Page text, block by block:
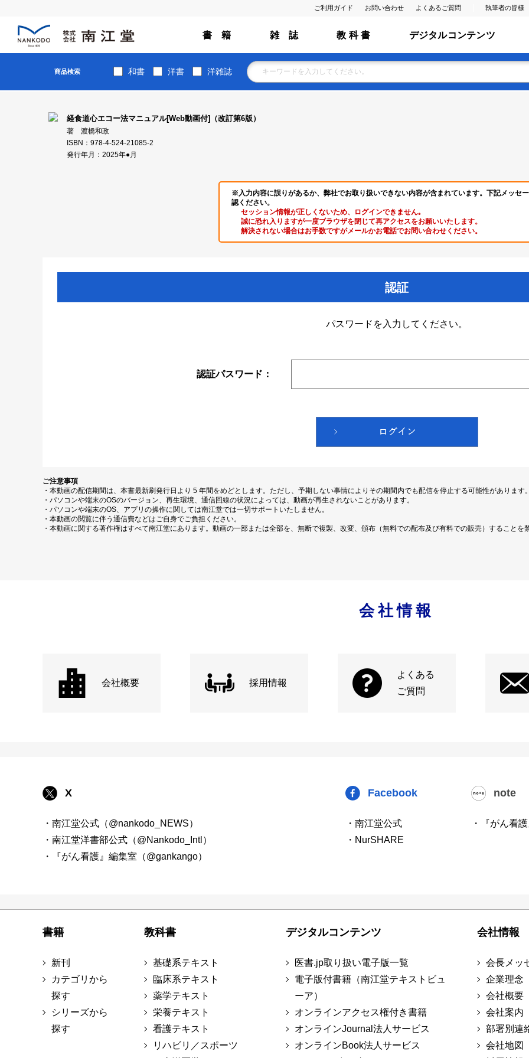
ご利用ガイド お問い合わせ よくあるご質問 執筆者の皆様
書 籍 雑 誌 教 科 書 デジタルコンテンツ
商品検索 和書 洋書 洋雑誌
経食道心エコー法マニュアル[Web動画付]（改訂第6版）
著 渡橋和政
ISBN：978-4-524-21085-2
発行年月：2025年●月
※入力内容に誤りがあるか、弊社でお取り扱いできない内容が含まれています。下記メッセ
認ください。
セッション情報が正しくないため、ログインできません｡
誠に恐れ入りますが一度ブラウザを閉じて再アクセスをお願いいたします。
解決されない場合はお手数ですがメールかお電話でお問い合わせください。
認証
パスワードを入力してください。
認証パスワード：
ご注意事項
・本動画の配信期間は、本書最新刷発行日より 5 年間をめどとします。ただし、予期しない事情によりその期間内でも配信を停止する可能性があります。
・パソコンや端末のOSのバージョン、再生環境、通信回線の状況によっては、動画が再生されないことがあります。
・パソコンや端末のOS、アプリの操作に関しては南江堂では一切サポートいたしません。
・本動画の閲覧に伴う通信費などはご自身でご負担ください。
・本動画に関する著作権はすべて南江堂にあります。動画の一部または全部を、無断で複製、改変、頒布（無料での配布及び有料での販売）することを
会社情報
会社概要 採用情報
よくある
ご質問
X
・南江堂公式（@nankodo_NEWS）
・南江堂洋書部公式（@Nankodo_Intl）
・『がん看護』編集室（@gankango）
Facebook
・南江堂公式
・NurSHARE
note
・『がん看
書籍
新刊
カテゴリから
探す
シリーズから
探す
教科書
基礎系テキスト
臨床系テキスト
薬学テキスト
栄養テキスト
看護テキスト
リハビリ／スポーツ
デジタルコンテンツ
医書.jp取り扱い電子版一覧
電子版付書籍（南江堂テキストビュ
ーア）
オンラインアクセス権付き書籍
オンラインJournal法人サービス
オンラインBook法人サービス
会社情報
会長メッ
企業理念
会社概要
会社案内
部署別連
会社地図